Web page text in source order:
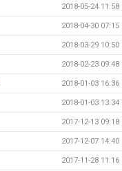
2018-05-24 11:58
2018-04-30 07:15
2018-03-29 10:50
2018-02-23 09:48
2018-01-03 16:36
2018-01-03 13:34
2017-12-13 09:18
2017-12-07 14:40
2017-11-28 11:16